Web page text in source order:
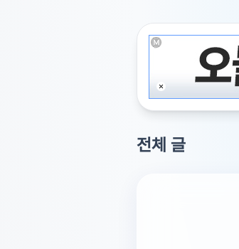
전체 글